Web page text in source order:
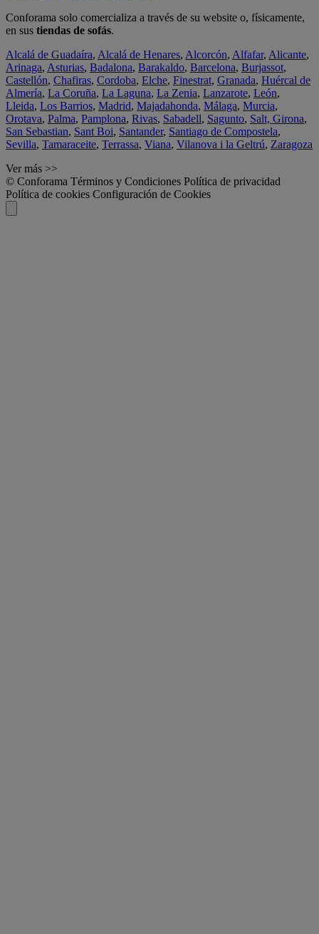
Conforama solo comercializa a través de su website o, físicamente,
en sus tiendas de sofás.
Alcalá de Guadaíra, Alcalá de Henares, Alcorcón, Alfafar, Alicante,
Arinaga, Asturias, Badalona, Barakaldo, Barcelona, Burjassot,
Castellón, Chafiras, Cordoba, Elche, Finestrat, Granada, Huércal de
Almería, La Coruña, La Laguna, La Zenia, Lanzarote, León,
Lleida, Los Barrios, Madrid, Majadahonda, Málaga, Murcia,
Orotava, Palma, Pamplona, Rivas, Sabadell, Sagunto, Salt, Girona,
San Sebastian, Sant Boi, Santander, Santiago de Compostela,
Sevilla, Tamaraceite, Terrassa, Viana, Vilanova i la Geltrú, Zaragoza
Ver más >>
© Conforama Términos y Condiciones Política de privacidad
Política de cookies Configuración de Cookies